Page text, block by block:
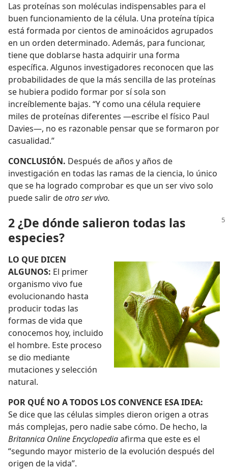
Las proteínas son moléculas indispensables para el
buen funcionamiento de la célula. Una proteína típica
está formada por cientos de aminoácidos agrupados
en un orden determinado. Además, para funcionar,
tiene que doblarse hasta adquirir una forma
específica. Algunos investigadores reconocen que las
probabilidades de que la más sencilla de las proteínas
se hubiera podido formar por sí sola son
increíblemente bajas. “Y como una célula requiere
miles de proteínas diferentes —escribe el físico Paul
Davies—, no es razonable pensar que se formaron por
casualidad.”
CONCLUSIÓN. Después de años y años de
investigación en todas las ramas de la ciencia, lo único
que se ha logrado comprobar es que un ser vivo solo
puede salir deotro ser vivo.
2 ¿De dónde salieron todas las
especies?
LO QUE DICEN
ALGUNOS: El primer
organismo vivo fue
evolucionando hasta
producir todas las
formas de vida que
conocemos hoy, incluido
el hombre. Este proceso
se dio mediante
mutaciones y selección
natural.
POR QUÉ NO A TODOS LOS CONVENCE ESA IDEA:
Se dice que las células simples dieron origen a otras
más complejas, pero nadie sabe cómo. De hecho, la
Britannica Online Encyclopediaafirma que este es el
“segundo mayor misterio de la evolución después del
origen de la vida”.